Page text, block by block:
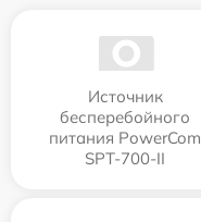
Источник
бесперебойного
питания PowerCom
SPT-700-II